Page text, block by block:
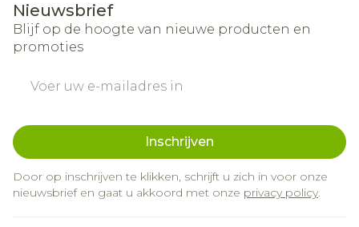
Nieuwsbrief
Blijf op de hoogte van nieuwe producten en
promoties
Inschrijven
Door op inschrijven te klikken, schrijft u zich in voor onze
nieuwsbrief en gaat u akkoord met onze privacy policy.